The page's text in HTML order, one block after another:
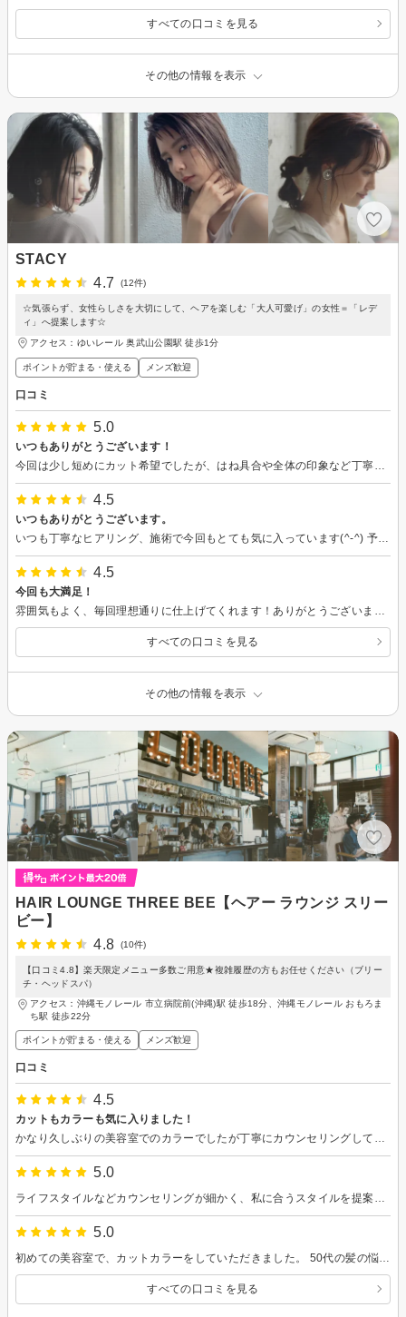
すべての口コミを見る
その他の情報を表示
STACY
4.7
(12件)
☆気張らず、女性らしさを大切にして、ヘアを楽しむ「大人可愛げ」の女性＝「レデ
ィ」へ提案します☆
アクセス：ゆいレール 奥武山公園駅 徒歩1分
ポイントが貯まる・使える メンズ歓迎
口コミ
5.0
いつもありがとうございます！
4.5
いつもありがとうございます。
いつも丁寧なヒアリング、施術で今回もとても気に入っています(^-^) 予定時間よりも毎回早く終わるのに、仕上がりはいつも期待以上で技術の高さにも感動します！ 店内は広すぎずお洒落で、ドリンクも美味しい♪美容院で悩まれている方、是非オススメ致します！
4.5
今回も大満足！
すべての口コミを見る
その他の情報を表示
HAIR LOUNGE THREE BEE【ヘアー ラウンジ スリー
ビー】
4.8
(10件)
【口コミ4.8】楽天限定メニュー多数ご用意★複雑履歴の方もお任せください（ブリー
チ・ヘッドスパ）
アクセス：沖縄モノレール 市立病院前(沖縄)駅 徒歩18分、沖縄モノレール おもろま
ち駅 徒歩22分
ポイントが貯まる・使える メンズ歓迎
口コミ
4.5
カットもカラーも気に入りました！
5.0
5.0
すべての口コミを見る